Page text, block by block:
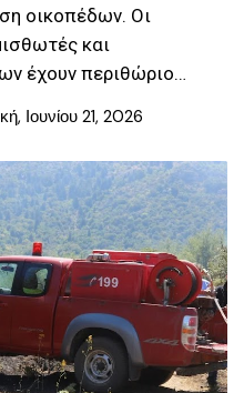
οικοπέδων. Οι
και
έχουν περιθώριο…
Ιουνίου 21, 2026